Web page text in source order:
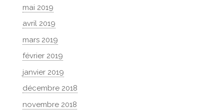
mai 2019
avril 2019
mars 2019
février 2019
janvier 2019
décembre 2018
novembre 2018